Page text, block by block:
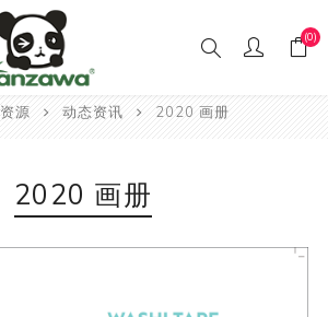
(0)
资源 动态资讯 2020 画册
2020 画册